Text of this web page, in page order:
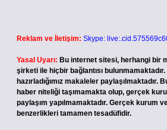
Reklam ve İletişim: Skype:
Yasal Uyarı: Bu internet sitesi, herhangi bir
şirketi ile hiçbir bağlantısı
hazırladığımız makaleler
haber niteliği taşımamakta olup, gerçek
paylaşım yapılmamaktadır. Gerçek kurum
benzerlikleri tamamen tesadüfidir.